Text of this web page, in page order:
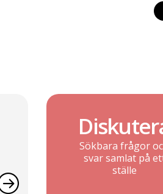
Sökbara frågor
svar samlat på
ställe